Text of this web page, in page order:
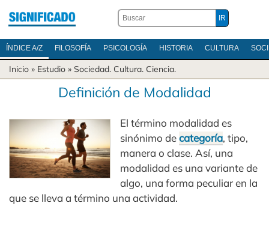
ÍNDICE A/Z FILOSOFÍA PSICOLOGÍA HISTORIA CULTURA
Inicio » Estudio » Sociedad. Cultura. Ciencia.
Definición de Modalidad
El término modalidad es
sinónimo decategoría, tipo,
manera o clase. Así, una
modalidad es una variante de
algo, una forma peculiar en la
que se lleva a término una actividad.